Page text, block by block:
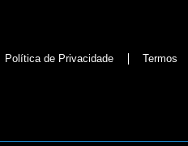
Política de Privacidade Termos